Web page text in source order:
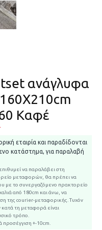
ανάγλυφα
Καφέ
εταιρία και παραδίδονται
κατάστημα, για παραλαβή
να παραλάβει στη
μεταφορών, θα πρέπει να
με το συνεργαζόμενο πρακτορείο
από 180cm και άνω, να
της courier-μεταφορικής. Τυχόν
τη μεταφορά είναι
τρόπο.
προσέγγιση +-10cm.